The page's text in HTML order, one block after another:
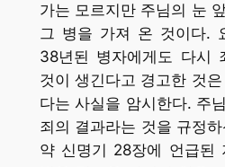
가는 모르지만 주님의 눈
그 병을 가져 온 것이다.
38년된 병자에게도 다시
것이 생긴다고 경고한 것
다는 사실을 암시한다. 주
죄의 결과라는 것을 규정
약 신명기 28장에 언급된